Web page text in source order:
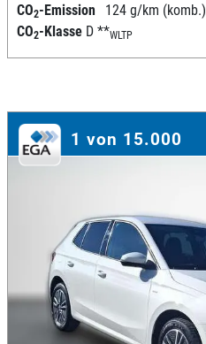
CO2-Emission 124 g/km (komb.)
CO2-Klasse D **WLTP
1 von 15.000